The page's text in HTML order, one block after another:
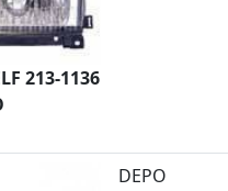
213-1136
DEPO